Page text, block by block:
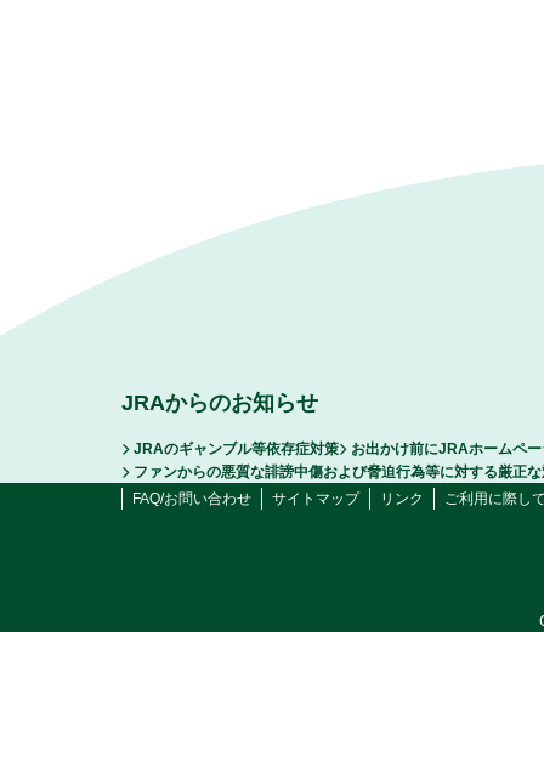
JRAからのお知らせ
JRAのギャンブル等依存症対策
お出かけ前にJRAホームペ
ファンからの悪質な誹謗中傷および脅迫行為等に対する厳正
FAQ/お問い合わせ
サイトマップ リンク ご利用に際し